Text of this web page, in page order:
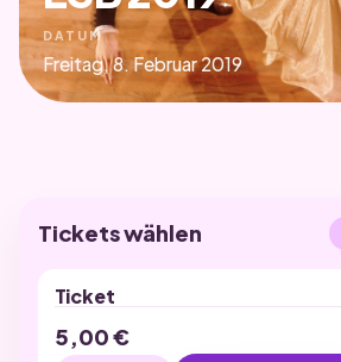
DATUM
Freitag, 8. Februar 2019
Tickets wählen
Ticket
5,00€